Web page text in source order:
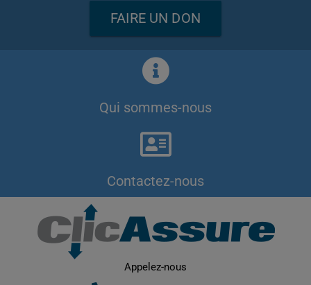
FAIRE UN DON
Qui sommes-nous
Contactez-nous
Appelez-nous